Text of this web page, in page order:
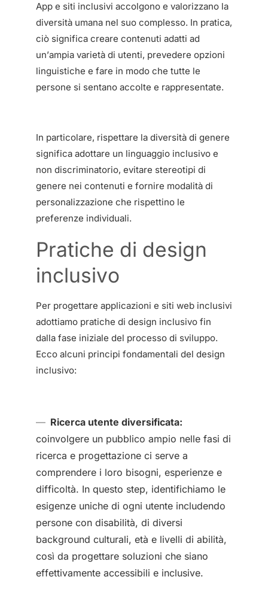
App e siti inclusivi accolgono e valorizzano la
diversità umana nel suo complesso. In pratica,
ciò significa creare contenuti adatti ad
un’ampia varietà di utenti, prevedere opzioni
linguistiche e fare in modo che tutte le
persone si sentano accolte e rappresentate.
In particolare, rispettare la diversità di genere
significa adottare un linguaggio inclusivo e
non discriminatorio, evitare stereotipi di
genere nei contenuti e fornire modalità di
personalizzazione che rispettino le
preferenze individuali.
Pratiche di design
inclusivo
Per progettare applicazioni e siti web inclusivi
adottiamo pratiche di design inclusivo fin
dalla fase iniziale del processo di sviluppo.
Ecco alcuni principi fondamentali del design
inclusivo:
Ricerca utente diversificata:
coinvolgere un pubblico ampio nelle fasi di
ricerca e progettazione ci serve a
comprendere i loro bisogni, esperienze e
difficoltà. In questo step, identifichiamo le
esigenze uniche di ogni utente includendo
persone con disabilità, di diversi
background culturali, età e livelli di abilità,
così da progettare soluzioni che siano
effettivamente accessibili e inclusive.